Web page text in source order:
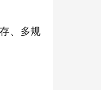
、多规